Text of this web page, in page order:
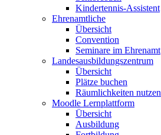
Kindertennis-Assistent
Ehrenamtliche
Übersicht
Convention
Seminare im Ehrenamt
Landesausbildungszentrum
Übersicht
Plätze buchen
Räumlichkeiten nutzen
Moodle Lernplattform
Übersicht
Ausbildung